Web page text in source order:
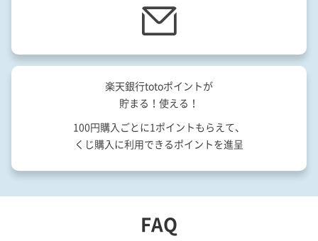
楽天銀行totoポイントが
貯まる！使える！
100円購入ごとに1ポイントもらえて、
くじ購入に利用できるポイントを進呈
FAQ